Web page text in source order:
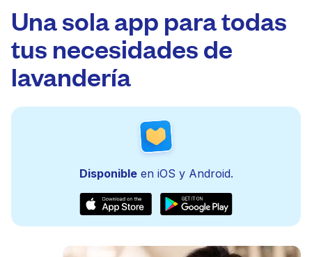
Una sola app para todas
tus necesidades de
lavandería
Disponibleen iOS y Android.